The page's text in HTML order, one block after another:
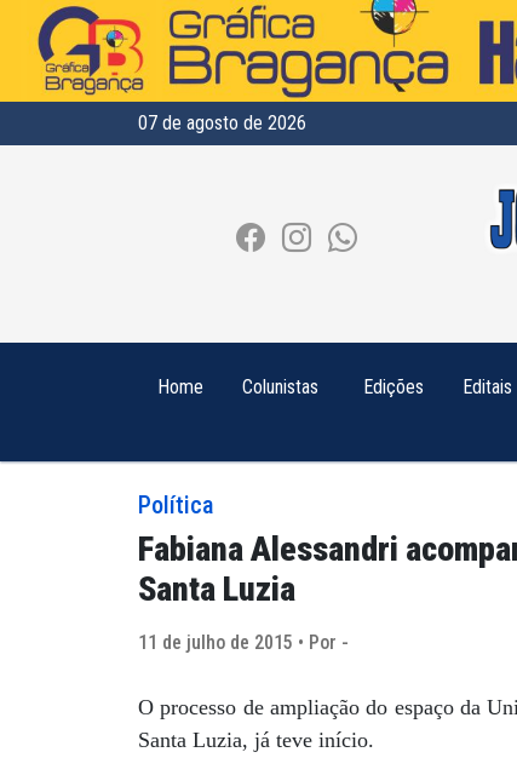
07 de agosto de 2026
Home Colunistas Edições Editais
Política
Fabiana Alessandri
Santa Luzia
11 de julho de 2015 • Por -
O processo de ampliação do espaço da
Santa Luzia, já teve início.